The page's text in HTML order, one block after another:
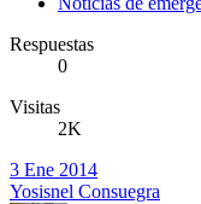
Respuestas
0
Visitas
2K
3 Ene 2014
Yosisnel Consuegra